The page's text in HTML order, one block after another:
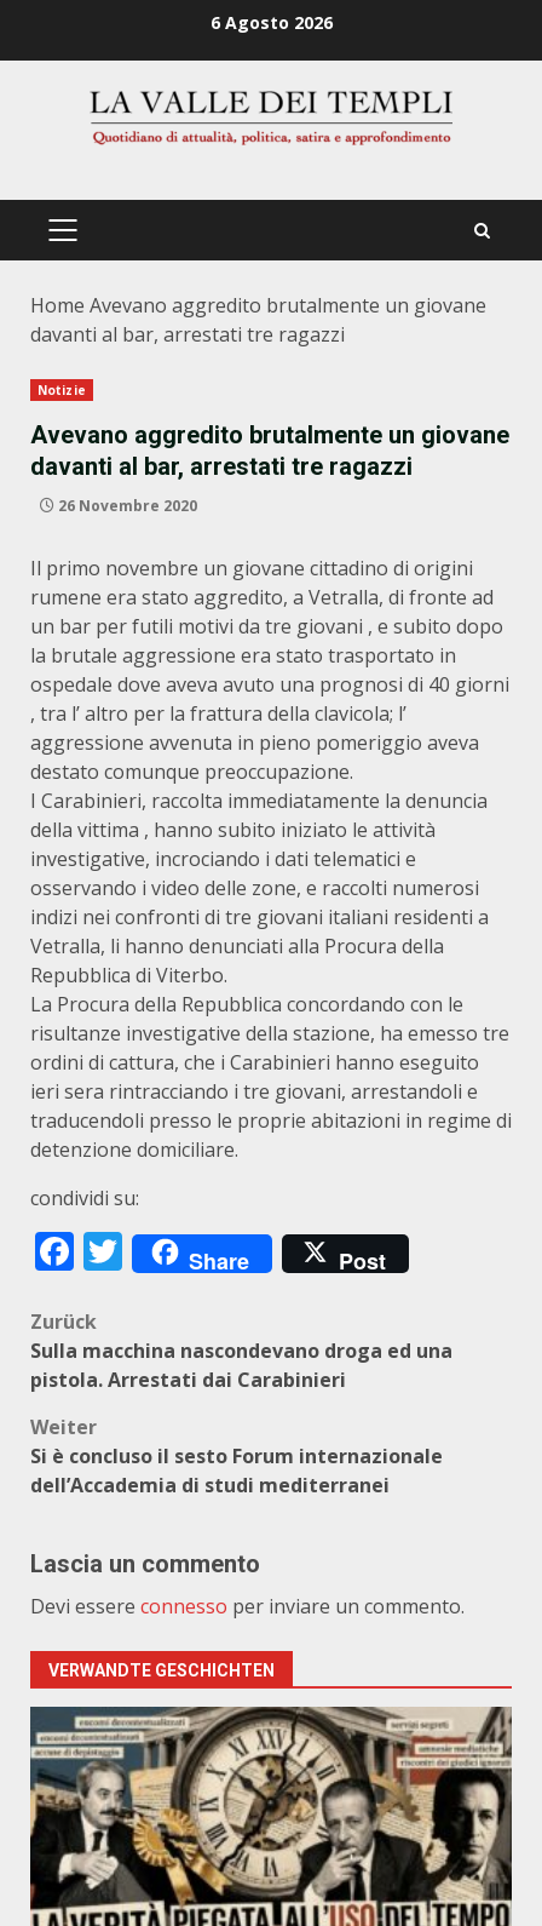
6 Agosto 2026
PRIMÄRES
Home Avevano aggredito brutalmente un giovane
davanti al bar, arrestati tre ragazzi
Notizie
Avevano aggredito brutalmente un giovane
davanti al bar, arrestati tre ragazzi
26 Novembre 2020
Il primo novembre un giovane cittadino di origini
rumene era stato aggredito, a Vetralla, di fronte ad
un bar per futili motivi da tre giovani , e subito dopo
la brutale aggressione era stato trasportato in
ospedale dove aveva avuto una prognosi di 40 giorni
, tra l’ altro per la frattura della clavicola; l’
aggressione avvenuta in pieno pomeriggio aveva
destato comunque preoccupazione.
I Carabinieri, raccolta immediatamente la denuncia
della vittima , hanno subito iniziato le attività
investigative, incrociando i dati telematici e
osservando i video delle zone, e raccolti numerosi
indizi nei confronti di tre giovani italiani residenti a
Vetralla, li hanno denunciati alla Procura della
Repubblica di Viterbo.
La Procura della Repubblica concordando con le
risultanze investigative della stazione, ha emesso tre
ordini di cattura, che i Carabinieri hanno eseguito
ieri sera rintracciando i tre giovani, arrestandoli e
traducendoli presso le proprie abitazioni in regime di
detenzione domiciliare.
condividi su:
Facebook
Twitter
Share Post
Beitragsnavigation
Zurück
Sulla macchina nascondevano droga ed una
pistola. Arrestati dai Carabinieri
Weiter
Si è concluso il sesto Forum internazionale
dell’Accademia di studi mediterranei
Lascia un commento
Devi essere connesso per inviare un commento.
VERWANDTE GESCHICHTEN